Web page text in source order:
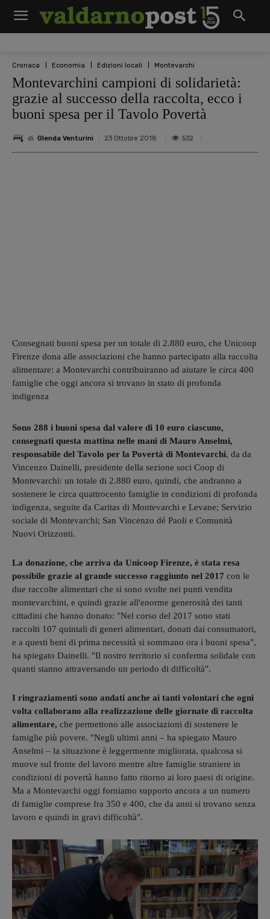
Cronaca Economia Edizioni locali Montevarchi
Montevarchini campioni di solidarietà:
grazie al successo della raccolta, ecco i
buoni spesa per il Tavolo Povertà
di Glenda Venturini 23 Ottobre 2018 532
Consegnati buoni spesa per un totale di 2.880 euro, che Unicoop
Firenze dona alle associazioni che hanno partecipato alla raccolta
alimentare: a Montevarchi contribuiranno ad aiutare le circa 400
famiglie che oggi ancora si trovano in stato di profonda
indigenza
Sono 288 i buoni spesa dal valore di 10 euro ciascuno,
consegnati questa mattina nelle mani di Mauro Anselmi,
responsabile del Tavolo per la Povertà di Montevarchi, da da
Vincenzo Dainelli, presidente della sezione soci Coop di
Montevarchi: un totale di 2.880 euro, quindi, che andranno a
sostenere le circa quattrocento famiglie in condizioni di profonda
indigenza, seguite da Caritas di Montevarchi e Levane; Servizio
sociale di Montevarchi; San Vincenzo dé Paoli e Comunità
Nuovi Orizzonti.
La donazione, che arriva da Unicoop Firenze, è stata resa
possibile grazie al grande successo raggiunto nel 2017 con le
due raccolte alimentari che si sono svolte nei punti vendita
montevarchini, e quindi grazie all'enorme generosità dei tanti
cittadini che hanno donato: "Nel corso del 2017 sono stati
raccolti 107 quintali di generi alimentari, donati dai consumatori,
e a questi beni di prima necessità si sommano ora i buoni spesa",
ha spiegato Dainelli. "Il nostro territorio si conferma solidale con
quanti stanno attraversando un periodo di difficoltà".
I ringraziamenti sono andati anche ai tanti volontari che ogni
volta collaborano alla realizzazione delle giornate di raccolta
alimentare, che permettono alle associazioni di sostenere le
famiglie più povere. "Negli ultimi anni – ha spiegato Mauro
Anselmi – la situazione è leggermente migliorata, qualcosa si
muove sul fronte del lavoro mentre altre famiglie straniere in
condizioni di povertà hanno fatto ritorno ai loro paesi di origine.
Ma a Montevarchi oggi forniamo supporto ancora a un numero
di famiglie comprese fra 350 e 400, che da anni si trovano senza
lavoro e quindi in gravi difficoltà".